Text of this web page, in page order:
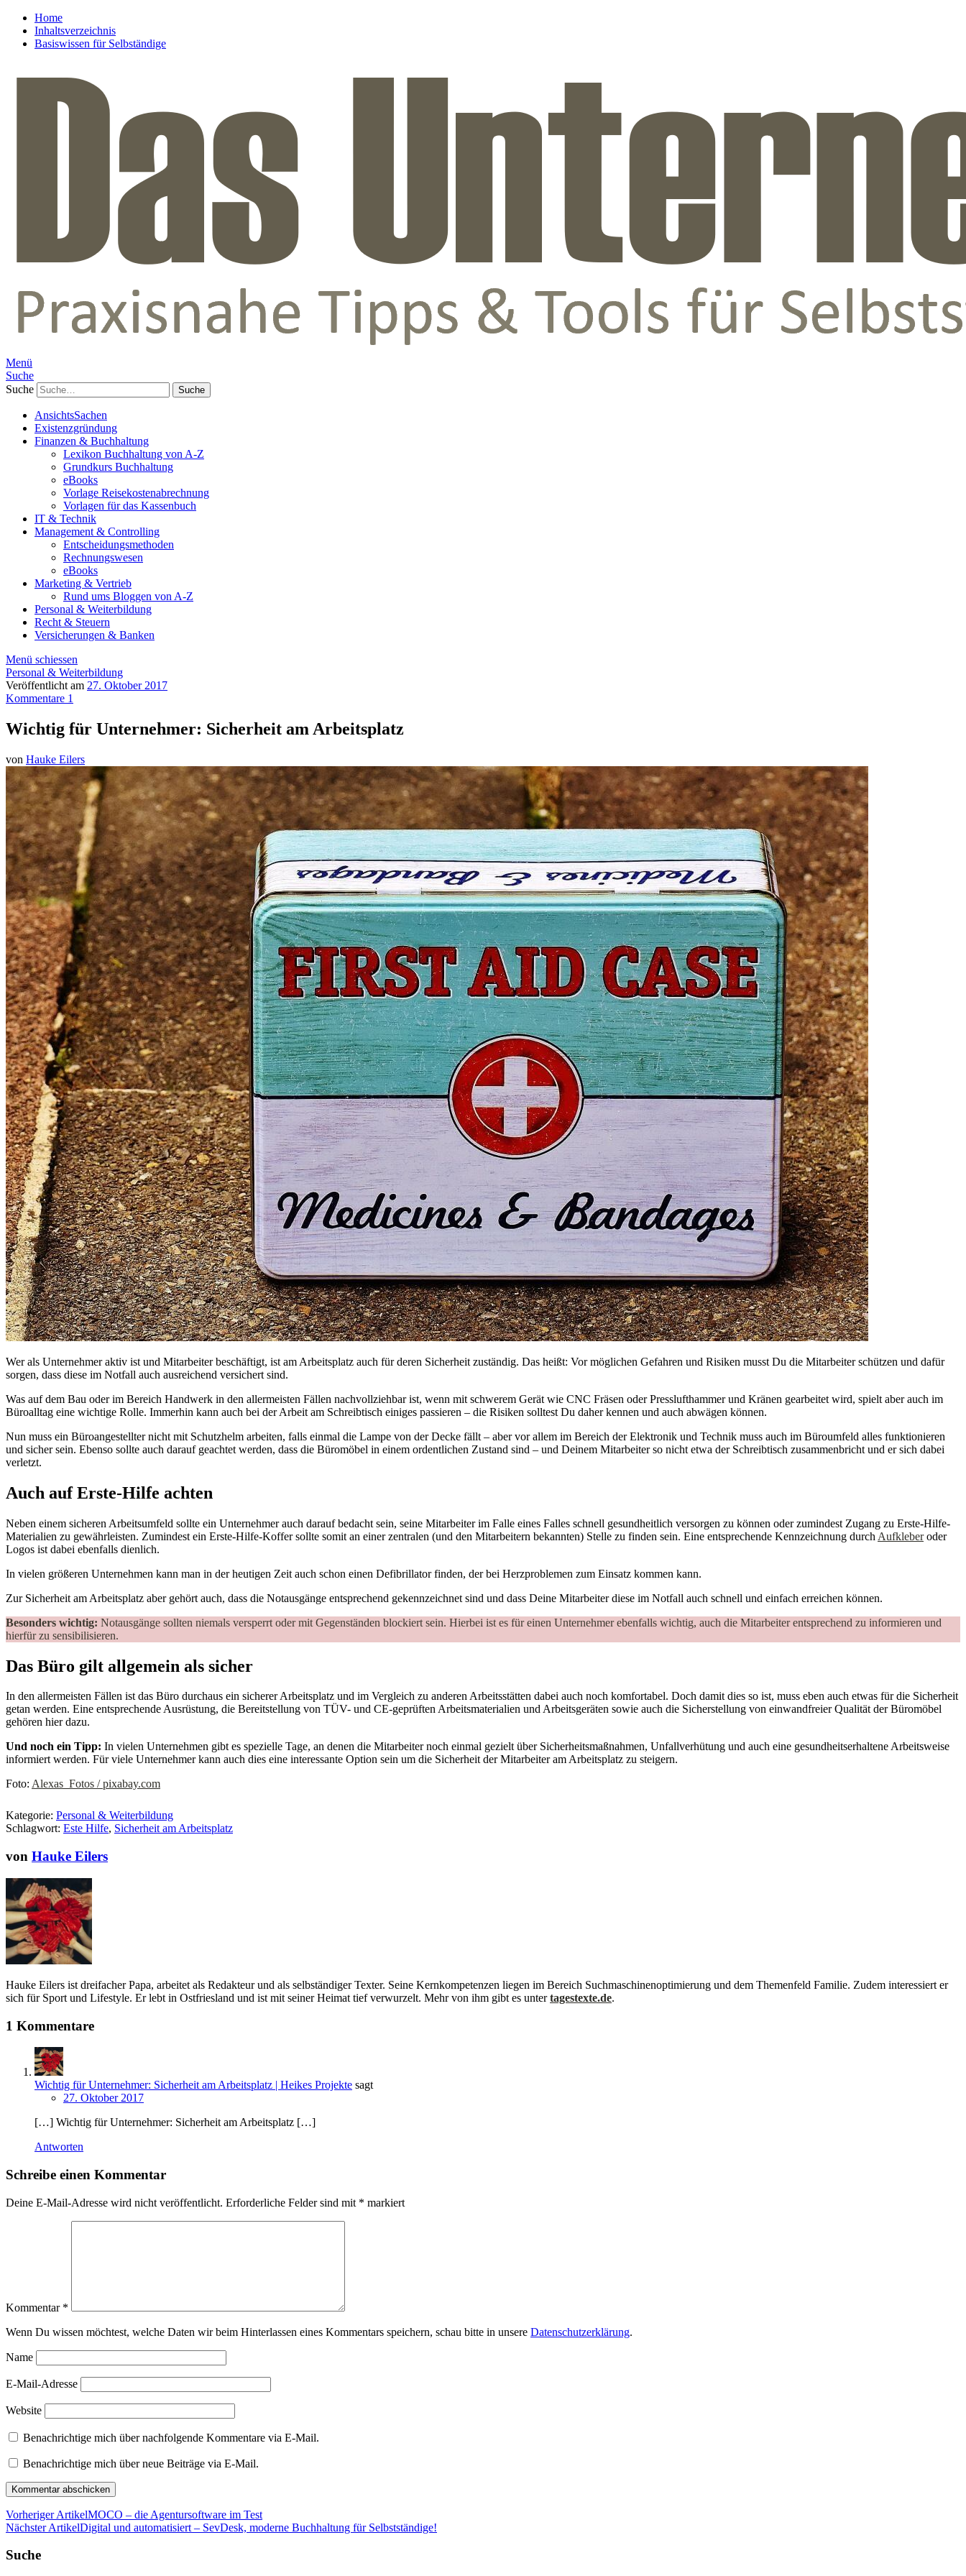
Home
Inhaltsverzeichnis
Basiswissen für Selbständige
Menü
Suche
Suche
AnsichtsSachen
Existenzgründung
Finanzen & Buchhaltung
Lexikon Buchhaltung von A-Z
Grundkurs Buchhaltung
eBooks
Vorlage Reisekostenabrechnung
Vorlagen für das Kassenbuch
IT & Technik
Management & Controlling
Entscheidungsmethoden
Rechnungswesen
eBooks
Marketing & Vertrieb
Rund ums Bloggen von A-Z
Personal & Weiterbildung
Recht & Steuern
Versicherungen & Banken
Menü schiessen
Personal & Weiterbildung
Veröffentlicht am 27. Oktober 2017
Kommentare 1
Wichtig für Unternehmer: Sicherheit am Arbeitsplatz
von Hauke Eilers
Wer als Unternehmer aktiv ist und Mitarbeiter beschäftigt, ist am Arbeitsplatz auch für deren Sicherheit zuständig. Das heißt: Vor möglichen Gefahren und Risiken musst Du die Mitarbeiter schützen und dafür
sorgen, dass diese im Notfall auch ausreichend versichert sind.
Was auf dem Bau oder im Bereich Handwerk in den allermeisten Fällen nachvollziehbar ist, wenn mit schwerem Gerät wie CNC Fräsen oder Presslufthammer und Kränen gearbeitet wird, spielt aber auch im
Büroalltag eine wichtige Rolle. Immerhin kann auch bei der Arbeit am Schreibtisch einiges passieren – die Risiken solltest Du daher kennen und auch abwägen können.
Nun muss ein Büroangestellter nicht mit Schutzhelm arbeiten, falls einmal die Lampe von der Decke fällt – aber vor allem im Bereich der Elektronik und Technik muss auch im Büroumfeld alles funktionieren
und sicher sein. Ebenso sollte auch darauf geachtet werden, dass die Büromöbel in einem ordentlichen Zustand sind – und Deinem Mitarbeiter so nicht etwa der Schreibtisch zusammenbricht und er sich dabei
verletzt.
Auch auf Erste-Hilfe achten
Neben einem sicheren Arbeitsumfeld sollte ein Unternehmer auch darauf bedacht sein, seine Mitarbeiter im Falle eines Falles schnell gesundheitlich versorgen zu können oder zumindest Zugang zu Erste-Hilfe-
Materialien zu gewährleisten. Zumindest ein Erste-Hilfe-Koffer sollte somit an einer zentralen (und den Mitarbeitern bekannten) Stelle zu finden sein. Eine entsprechende Kennzeichnung durch Aufkleberoder
Logos ist dabei ebenfalls dienlich.
In vielen größeren Unternehmen kann man in der heutigen Zeit auch schon einen Defibrillator finden, der bei Herzproblemen zum Einsatz kommen kann.
Zur Sicherheit am Arbeitsplatz aber gehört auch, dass die Notausgänge entsprechend gekennzeichnet sind und dass Deine Mitarbeiter diese im Notfall auch schnell und einfach erreichen können.
Besonders wichtig: Notausgänge sollten niemals versperrt oder mit Gegenständen blockiert sein. Hierbei ist es für einen Unternehmer ebenfalls wichtig, auch die Mitarbeiter entsprechend zu informieren und
hierfür zu sensibilisieren.
Das Büro gilt allgemein als sicher
In den allermeisten Fällen ist das Büro durchaus ein sicherer Arbeitsplatz und im Vergleich zu anderen Arbeitsstätten dabei auch noch komfortabel. Doch damit dies so ist, muss eben auch etwas für die Sicherheit
getan werden. Eine entsprechende Ausrüstung, die Bereitstellung von TÜV- und CE-geprüften Arbeitsmaterialien und Arbeitsgeräten sowie auch die Sicherstellung von einwandfreier Qualität der Büromöbel
gehören hier dazu.
Und noch ein Tipp: In vielen Unternehmen gibt es spezielle Tage, an denen die Mitarbeiter noch einmal gezielt über Sicherheitsmaßnahmen, Unfallverhütung und auch eine gesundheitserhaltene Arbeitsweise
informiert werden. Für viele Unternehmer kann auch dies eine interessante Option sein um die Sicherheit der Mitarbeiter am Arbeitsplatz zu steigern.
Foto: Alexas_Fotos / pixabay.com
Kategorie: Personal & Weiterbildung
Schlagwort: Este Hilfe, Sicherheit am Arbeitsplatz
von Hauke Eilers
Hauke Eilers ist dreifacher Papa, arbeitet als Redakteur und als selbständiger Texter. Seine Kernkompetenzen liegen im Bereich Suchmaschinenoptimierung und dem Themenfeld Familie. Zudem interessiert er
sich für Sport und Lifestyle. Er lebt in Ostfriesland und ist mit seiner Heimat tief verwurzelt. Mehr von ihm gibt es untertagestexte.de.
1 Kommentare
Wichtig für Unternehmer: Sicherheit am Arbeitsplatz | Heikes Projekte sagt
27. Oktober 2017
[…] Wichtig für Unternehmer: Sicherheit am Arbeitsplatz […]
Antworten
Schreibe einen Kommentar
Deine E-Mail-Adresse wird nicht veröffentlicht. Erforderliche Felder sind mit * markiert
Kommentar *
Wenn Du wissen möchtest, welche Daten wir beim Hinterlassen eines Kommentars speichern, schau bitte in unsere Datenschutzerklärung.
Name
E-Mail-Adresse
Website
Benachrichtige mich über nachfolgende Kommentare via E-Mail.
Benachrichtige mich über neue Beiträge via E-Mail.
Vorheriger ArtikelMOCO – die Agentursoftware im Test
Nächster ArtikelDigital und automatisiert – SevDesk, moderne Buchhaltung für Selbstständige!
Suche